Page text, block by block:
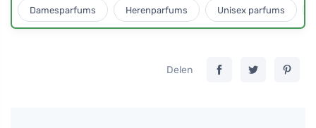
Damesparfums Herenparfums Unisex parfums
Delen